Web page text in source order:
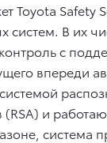
Toyota Safety
систем. В их
с
впереди
и
система